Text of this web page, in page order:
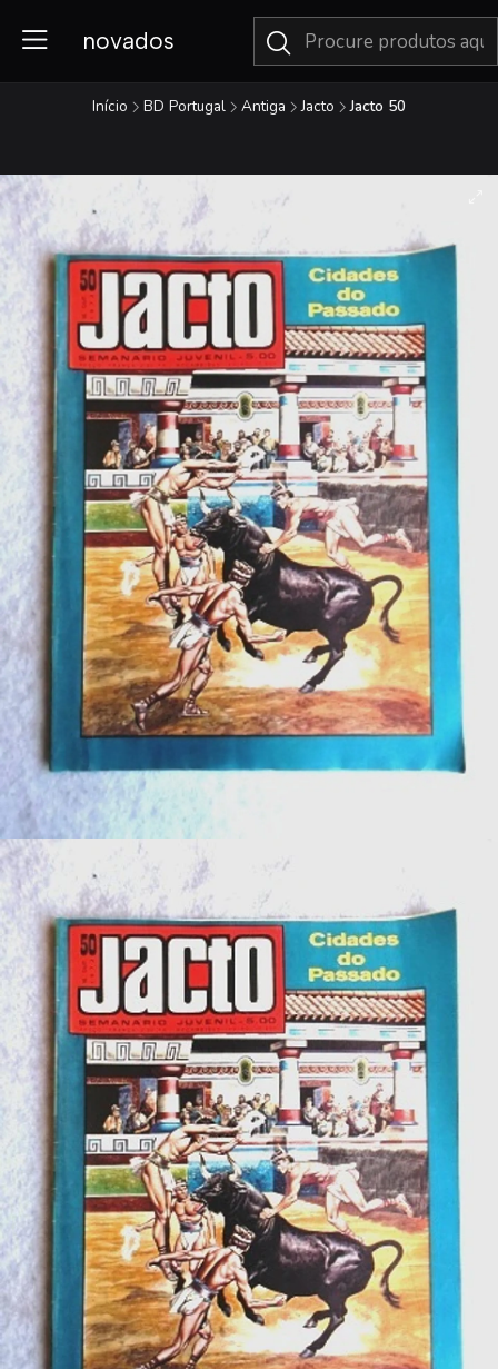
novados
Início BD Portugal Antiga Jacto Jacto 50